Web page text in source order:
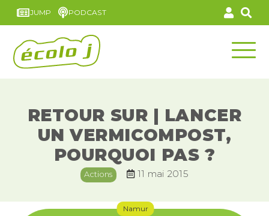
JUMP PODCAST
RETOUR SUR | LANCER
UN VERMICOMPOST,
POURQUOI PAS ?
Actions 11 mai 2015
Namur